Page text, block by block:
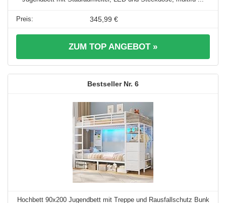
345,99 €
ZUM TOP ANGEBOT »
6
Hochbett 90x200 Jugendbett mit Treppe und Rausfallschutz Bunk